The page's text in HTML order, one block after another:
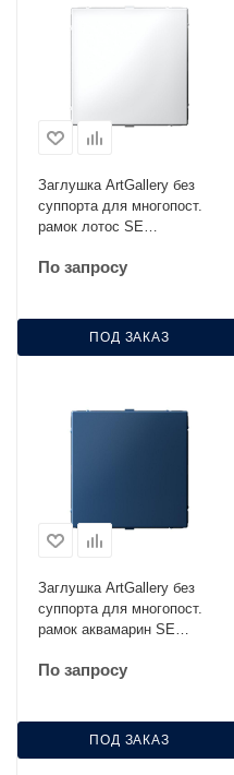
Заглушка ArtGallery без
суппорта для многопост.
рамок лотос SE
По запросу
ПОД ЗАКАЗ
Заглушка ArtGallery без
суппорта для многопост.
рамок аквамарин SE
По запросу
ПОД ЗАКАЗ